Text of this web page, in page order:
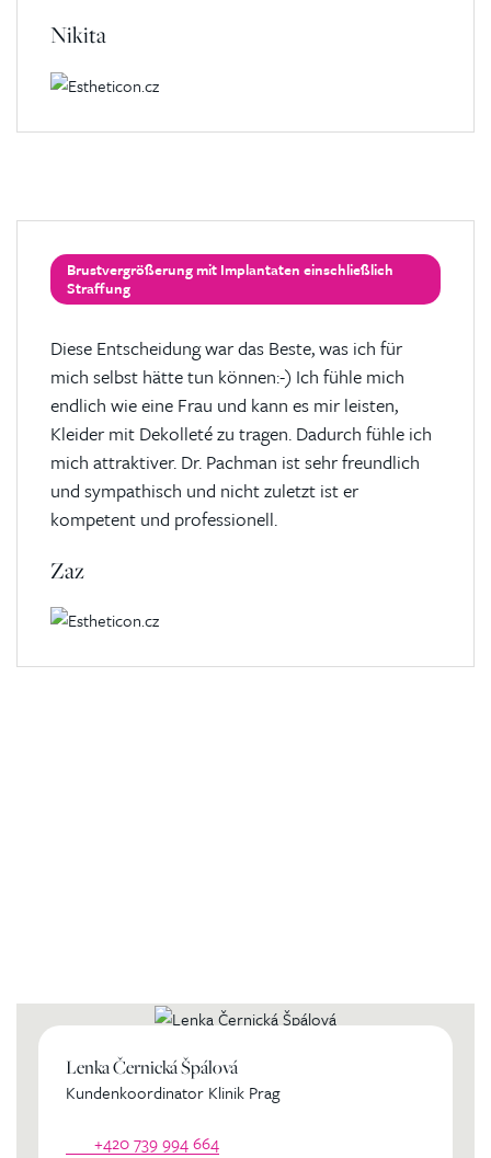
Nikita
Brustvergrößerung mit Implantaten einschließlich
Straffung
Diese Entscheidung war das Beste, was ich für
mich selbst hätte tun können:-) Ich fühle mich
endlich wie eine Frau und kann es mir leisten,
Kleider mit Dekolleté zu tragen. Dadurch fühle ich
mich attraktiver. Dr. Pachman ist sehr freundlich
und sympathisch und nicht zuletzt ist er
kompetent und professionell.
Zaz
Lenka Černická Špálová
Kundenkoordinator Klinik Prag
+420 739 994 664